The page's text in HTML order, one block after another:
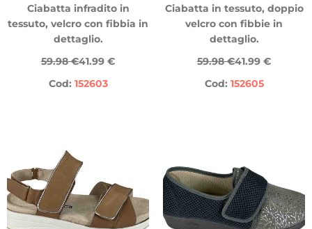
Ciabatta infradito in
tessuto, velcro con fibbia in
dettaglio.
59.98 €41.99 €
Cod: 152603
Ciabatta in tessuto, doppio
velcro con fibbie in
dettaglio.
59.98 €41.99 €
Cod: 152605